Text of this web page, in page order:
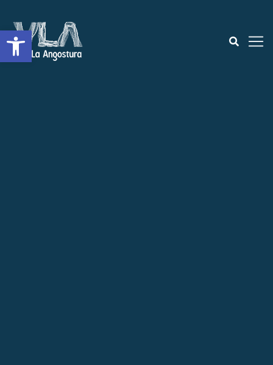
Open toolbar